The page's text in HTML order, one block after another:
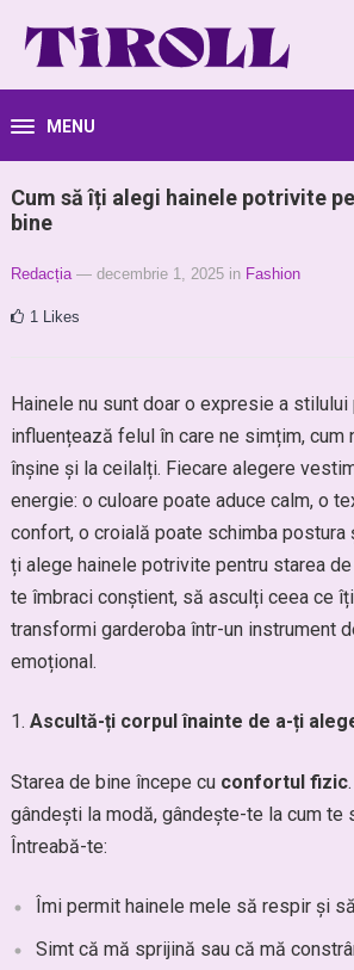
MENU
Cum să îți alegi hainele potrivite
bine
Redacția — decembrie 1, 2025 in Fashion
1 Likes
Hainele nu sunt doar o expresie a
influențează felul în care ne simțim, cum
înșine și la ceilalți. Fiecare alegere
energie: o culoare poate aduce calm, o
confort, o croială poate schimba postura
ți alege hainele potrivite pentru starea
te îmbraci conștient, să asculți ceea ce
transformi garderoba într-un instrument
emoțional.
Ascultă-ți corpul înainte de a-ți
Starea de bine începe cu confortul fizic
gândești la modă, gândește-te la cum te
Întreabă-te:
Îmi permit hainele mele să respir și
Simt că mă sprijină sau că mă